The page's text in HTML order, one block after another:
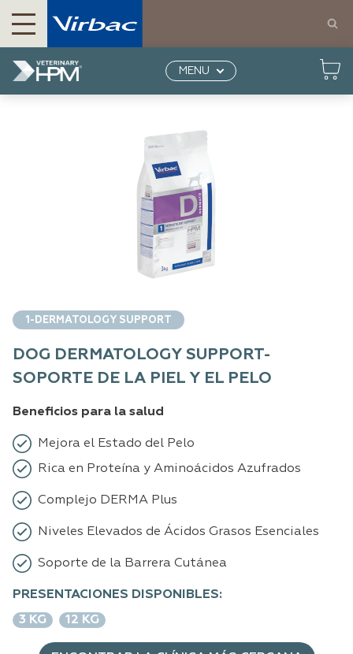
Productos para perros y gatos | Virbac México Productos Perros
Dog Dermatology
Support-Soporte de la piel y el pelo
MENU
1-DERMATOLOGY SUPPORT
DOG DERMATOLOGY SUPPORT-
SOPORTE DE LA PIEL Y EL PELO
Beneficios para la salud
Mejora el Estado del Pelo
Rica en Proteína y Aminoácidos Azufrados
Complejo DERMA Plus
Niveles Elevados de Ácidos Grasos Esenciales
Soporte de la Barrera Cutánea
PRESENTACIONES DISPONIBLES:
3 KG
12 KG